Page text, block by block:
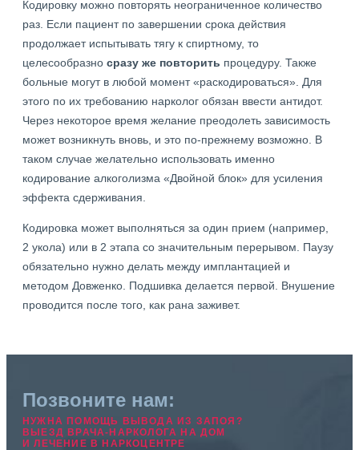
Кодировку можно повторять неограниченное количество
раз. Если пациент по завершении срока действия
продолжает испытывать тягу к спиртному, то
целесообразно сразу же повторить процедуру. Также
больные могут в любой момент «раскодироваться». Для
этого по их требованию нарколог обязан ввести антидот.
Через некоторое время желание преодолеть зависимость
может возникнуть вновь, и это по-прежнему возможно. В
таком случае желательно использовать именно
кодирование алкоголизма «Двойной блок» для усиления
эффекта сдерживания.
Кодировка может выполняться за один прием (например,
2 укола) или в 2 этапа со значительным перерывом. Паузу
обязательно нужно делать между имплантацией и
методом Довженко. Подшивка делается первой. Внушение
проводится после того, как рана заживет.
Позвоните нам:
НУЖНА ПОМОЩЬ ВЫВОДА ИЗ ЗАПОЯ?
ВЫЕЗД ВРАЧА-НАРКОЛОГА НА ДОМ
И ЛЕЧЕНИЕ В НАРКОЦЕНТРЕ